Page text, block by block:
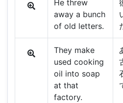
He threw
away a bunch
of old letters.
They make
used cooking
oil into soap
at that
factory.